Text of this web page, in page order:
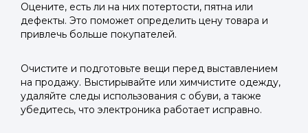
Оцените, есть ли на них потертости, пятна или
дефекты. Это поможет определить цену товара и
привлечь больше покупателей.
Очистите и подготовьте вещи перед выставлением
на продажу. Выстирывайте или химчистите одежду,
удаляйте следы использования с обуви, а также
убедитесь, что электроника работает исправно.